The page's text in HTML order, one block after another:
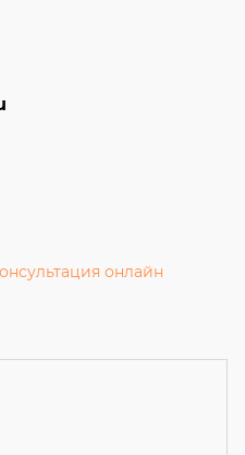
онлайн